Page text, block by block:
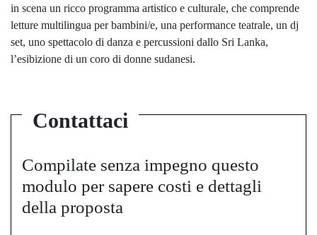
in scena un ricco programma artistico e culturale, che comprende
letture multilingua per bambini/e, una performance teatrale, un dj
set, uno spettacolo di danza e percussioni dallo Sri Lanka,
l’esibizione di un coro di donne sudanesi.
Contattaci
Compilate senza impegno questo
modulo per sapere costi e dettagli
della proposta